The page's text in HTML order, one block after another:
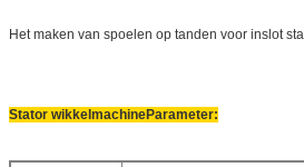
Het maken van spoelen op tanden voor inslot
Stator wikkelmachineParameter: